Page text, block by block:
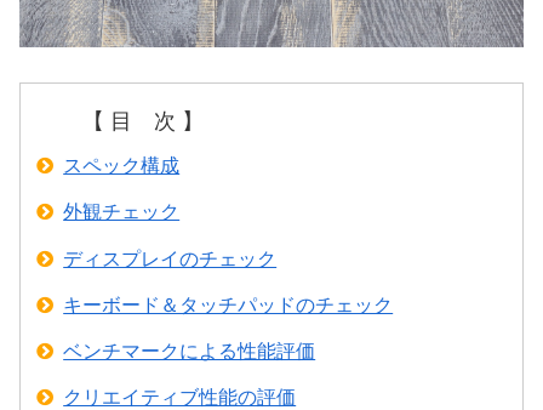
【 目 次 】
スペック構成
外観チェック
ディスプレイのチェック
キーボード＆タッチパッドのチェック
ベンチマークによる性能評価
クリエイティブ性能の評価